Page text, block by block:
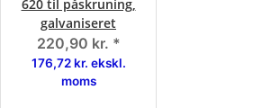
620 til påskruning,
galvaniseret
220,90 kr. *
176,72 kr. ekskl.
moms